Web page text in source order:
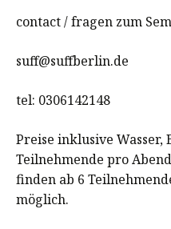
contact / fragen zum
suff@suffberlin.de
tel: 0306142148
Preise inklusive Wasser,
Teilnehmende pro
finden ab 6
möglich.